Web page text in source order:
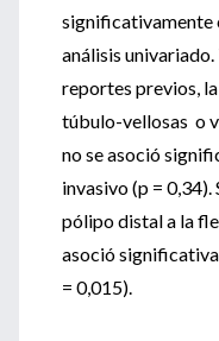
significativamente
análisis
reportes previos,
túbulo-vellosas o
no se asoció
invasivo (p =
pólipo distal a la
asoció
= 0,015).